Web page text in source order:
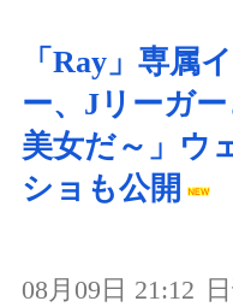
「Ray」専属
ー、Jリーガ
美女だ～」ウ
ショも公開
08月09日 21:12